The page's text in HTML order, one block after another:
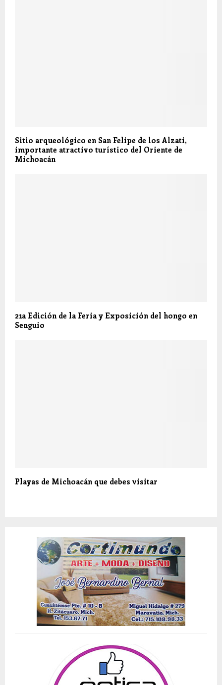
Sitio arqueológico en San Felipe de los Alzati,
importante atractivo turístico del Oriente de
Michoacán
21a Edición de la Feria y Exposición del hongo en
Senguio
Playas de Michoacán que debes visitar